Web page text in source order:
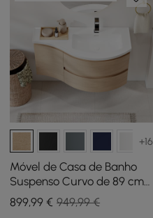
+16
Móvel de Casa de Banho
Suspenso Curvo de 89 cm
com Lavatório e
Arrumação
899,99 € 949,99 €